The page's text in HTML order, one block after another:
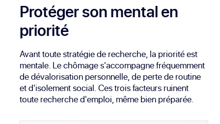
Protéger son mental en
priorité
Avant toute stratégie de recherche, la priorité est
mentale. Le chômage s'accompagne fréquemment
de dévalorisation personnelle, de perte de routine
et d'isolement social. Ces trois facteurs ruinent
toute recherche d'emploi, même bien préparée.